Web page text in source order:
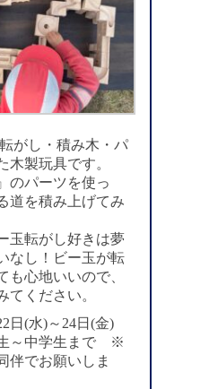
がし・積み木・パ
木製玩具です。
のパーツを使っ
道を積み上げてみ
玉転がし好きは夢
なし！ビー玉が転
も心地いいので、
てください。
日(水)～24日(金)
～中学生まで ※
伴でお願いしま